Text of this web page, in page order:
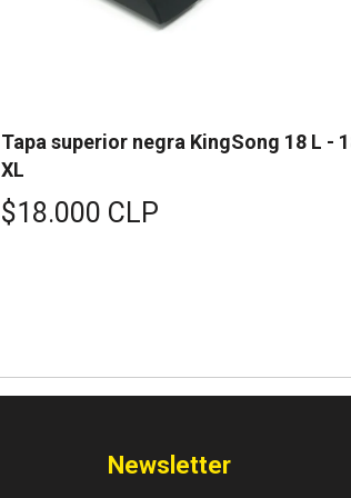
Tapa superior negra KingSong 18 L -
XL
$18.000 CLP
Newsletter